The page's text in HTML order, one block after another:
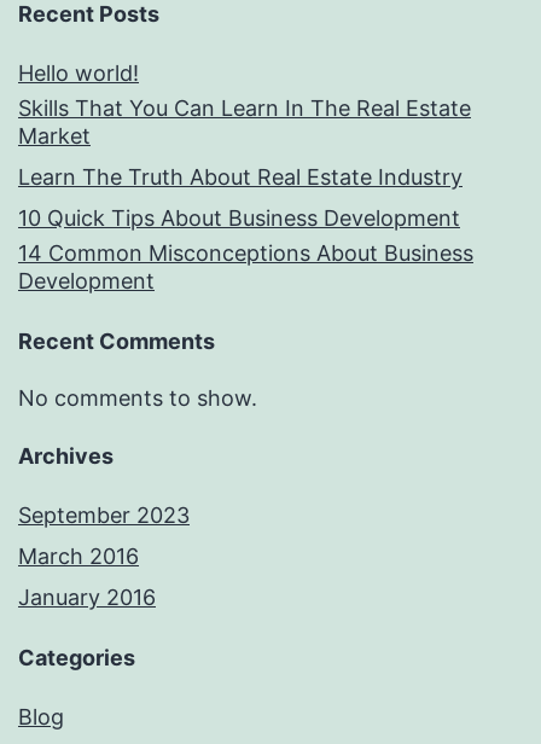
Recent Posts
Hello world!
Skills That You Can Learn In The Real Estate
Market
Learn The Truth About Real Estate Industry
10 Quick Tips About Business Development
14 Common Misconceptions About Business
Development
Recent Comments
No comments to show.
Archives
September 2023
March 2016
January 2016
Categories
Blog